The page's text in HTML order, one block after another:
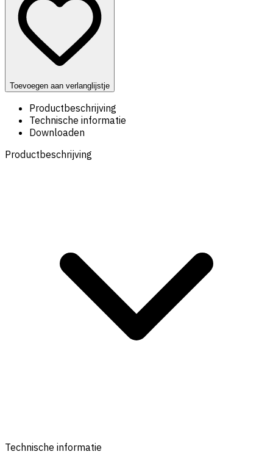
Toevoegen aan verlanglijstje
Productbeschrijving
Technische informatie
Downloaden
Productbeschrijving
Technische informatie